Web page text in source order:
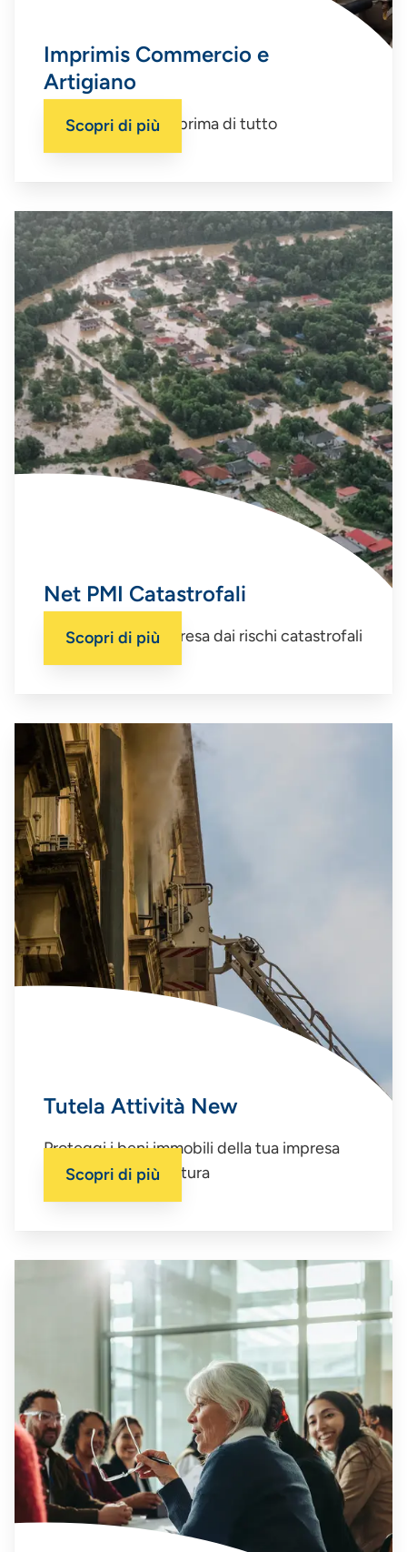
Imprimis Commercio e
Artigiano
Un’impresa sicura, prima di tutto
Scopri di più
Net PMI Catastrofali
Proteggi la tua impresa dai rischi catastrofali
Scopri di più
Tutela Attività New
Proteggi i beni immobili della tua impresa
con la giusta copertura
Scopri di più